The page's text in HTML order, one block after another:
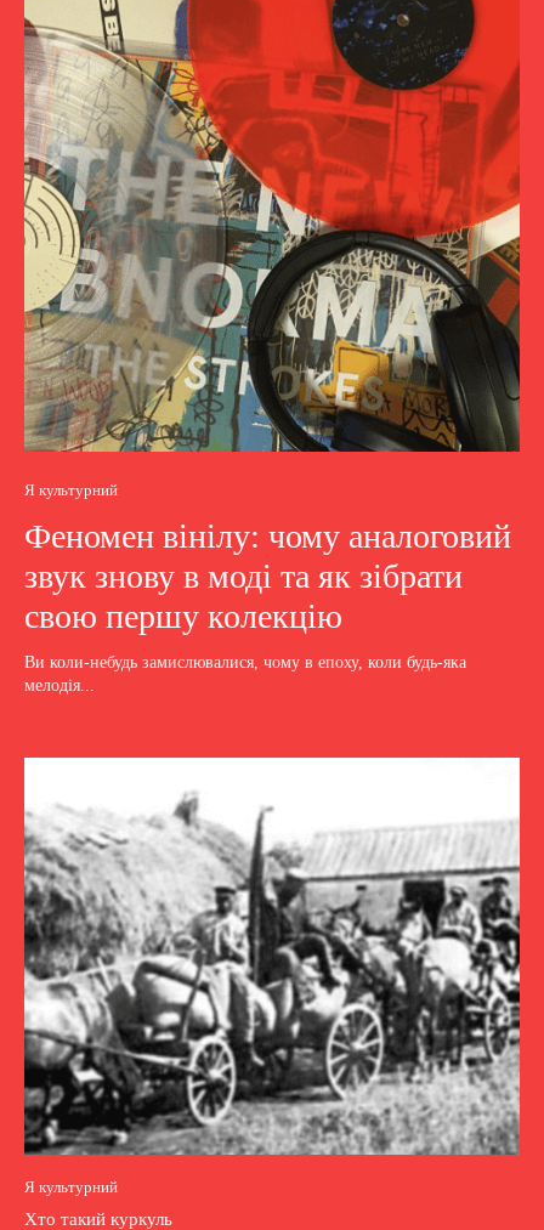
Я культурний
Феномен вінілу: чому аналоговий
звук знову в моді та як зібрати
свою першу колекцію
Ви коли-небудь замислювалися, чому в епоху, коли будь-яка
мелодія...
Я культурний
Хто такий куркуль